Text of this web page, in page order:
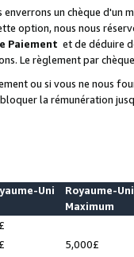
enverrons un chèque d'un
option, nous nous
Paiement et de déduire
Le règlement par
ou si vous ne nous
la rémunération
Uni
Royaume-Uni
Maximum
5,000£